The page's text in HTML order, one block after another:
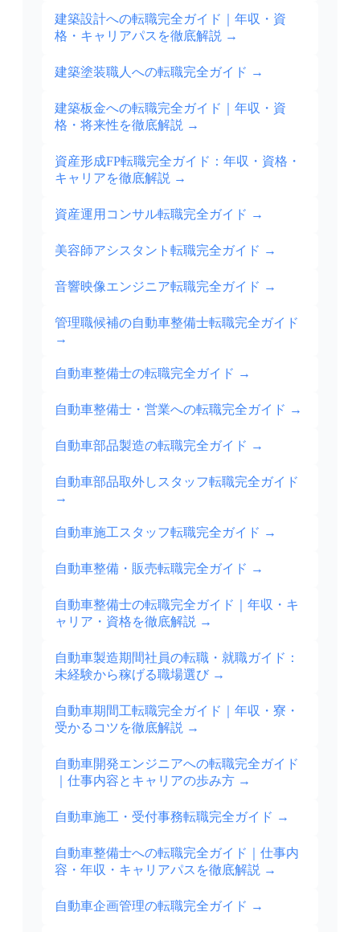
建築設計への転職完全ガイド｜年収・資
格・キャリアパスを徹底解説 →
建築塗装職人への転職完全ガイド →
建築板金への転職完全ガイド｜年収・資
格・将来性を徹底解説 →
資産形成FP転職完全ガイド：年収・資格・
キャリアを徹底解説 →
資産運用コンサル転職完全ガイド →
美容師アシスタント転職完全ガイド →
音響映像エンジニア転職完全ガイド →
管理職候補の自動車整備士転職完全ガイド
→
自動車整備士の転職完全ガイド →
自動車整備士・営業への転職完全ガイド →
自動車部品製造の転職完全ガイド →
自動車部品取外しスタッフ転職完全ガイド
→
自動車施工スタッフ転職完全ガイド →
自動車整備・販売転職完全ガイド →
自動車整備士の転職完全ガイド｜年収・キ
ャリア・資格を徹底解説 →
自動車製造期間社員の転職・就職ガイド：
未経験から稼げる職場選び →
自動車期間工転職完全ガイド｜年収・寮・
受かるコツを徹底解説 →
自動車開発エンジニアへの転職完全ガイド
｜仕事内容とキャリアの歩み方 →
自動車施工・受付事務転職完全ガイド →
自動車整備士への転職完全ガイド｜仕事内
容・年収・キャリアパスを徹底解説 →
自動車企画管理の転職完全ガイド →